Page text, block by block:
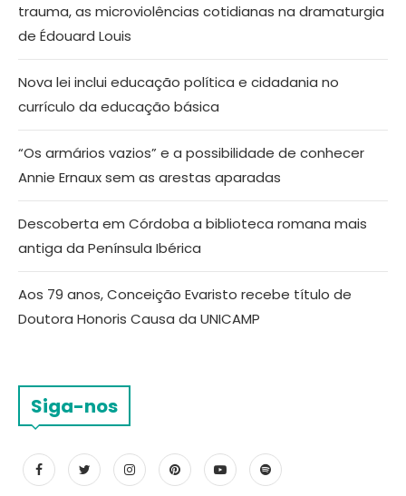
trauma, as microviolências cotidianas na dramaturgia
de Édouard Louis
Nova lei inclui educação política e cidadania no
currículo da educação básica
“Os armários vazios” e a possibilidade de conhecer
Annie Ernaux sem as arestas aparadas
Descoberta em Córdoba a biblioteca romana mais
antiga da Península Ibérica
Aos 79 anos, Conceição Evaristo recebe título de
Doutora Honoris Causa da UNICAMP
Siga-nos